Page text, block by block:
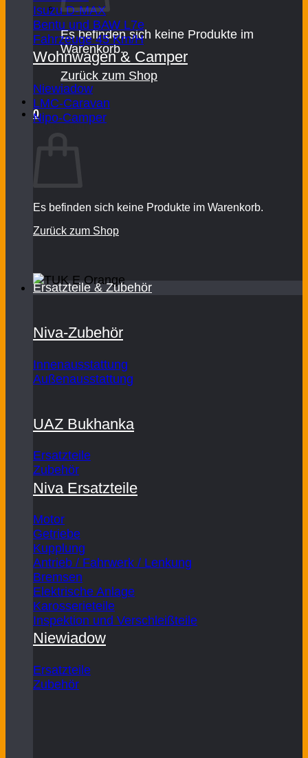
Es befinden sich keine Produkte im
Warenkorb.
Zurück zum Shop
0
Warenkorb
Es befinden sich keine Produkte im Warenkorb.
Zurück zum Shop
Isuzu D-MAX
Bentu und BAW L7e
Fahrzeuge 45 Km/H
Wohnwagen & Camper
Niewiadow
LMC-Caravan
Nipo-Camper
Ersatzteile & Zubehör
Niva-Zubehör
Innenausstattung
Außenausstattung
UAZ Bukhanka
Ersatzteile
Zubehör
Niva Ersatzteile
Motor
Getriebe
Kupplung
Antrieb / Fahrwerk / Lenkung
Bremsen
Elektrische Anlage
Karosserieteile
Inspektion und Verschleißteile
Niewiadow
Ersatzteile
Zubehör